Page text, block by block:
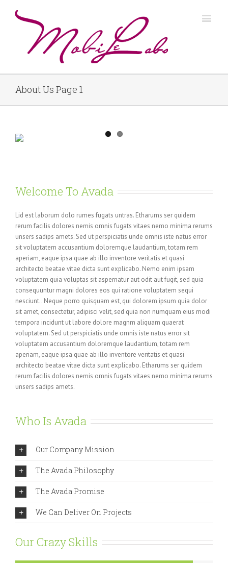
About Us Page 1
Welcome To Avada
Lid est laborum dolo rumes fugats untras. Etharums ser quidem
rerum facilis dolores nemis omnis fugats vitaes nemo minima rerums
unsers sadips amets. Sed ut perspiciatis unde omnis iste natus error
sit voluptatem accusantium doloremque laudantium, totam rem
aperiam, eaque ipsa quae ab illo inventore veritatis et quasi
architecto beatae vitae dicta sunt explicabo. Nemo enim ipsam
voluptatem quia voluptas sit aspernatur aut odit aut fugit, sed quia
consequuntur magni dolores eos qui ratione voluptatem sequi
nesciunt.. Neque porro quisquam est, qui dolorem ipsum quia dolor
sit amet, consectetur, adipisci velit, sed quia non numquam eius modi
tempora incidunt ut labore dolore magnm aliquam quaerat
voluptatem. Sed ut perspiciatis unde omnis iste natus error sit
voluptatem accusantium doloremque laudantium, totam rem
aperiam, eaque ipsa quae ab illo inventore veritatis et quasi
architecto beatae vitae dicta sunt explicabo. Etharums ser quidem
rerum facilis dolores nemis omnis fugats vitaes nemo minima rerums
unsers sadips amets.
Who Is Avada
Our Company Mission
The Avada Philosophy
The Avada Promise
We Can Deliver On Projects
Our Crazy Skills